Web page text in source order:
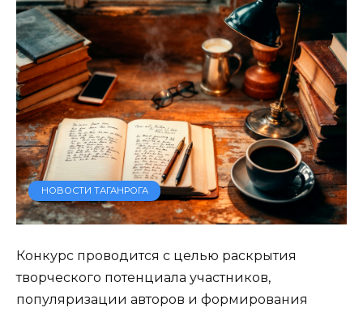
НОВОСТИ ТАГАНРОГА
Конкурс проводится с целью раскрытия
творческого потенциала участников,
популяризации авторов и формирования